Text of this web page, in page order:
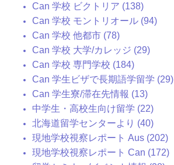
Can 学校 ビクトリア (138)
Can 学校 モントリオール (94)
Can 学校 他都市 (78)
Can 学校 大学/カレッジ (29)
Can 学校 専門学校 (184)
Can 学生ビザで長期語学留学 (29)
Can 学生寮/滞在先情報 (13)
中学生・高校生向け留学 (22)
北海道留学センターより (40)
現地学校視察レポート Aus (202)
現地学校視察レポート Can (172)